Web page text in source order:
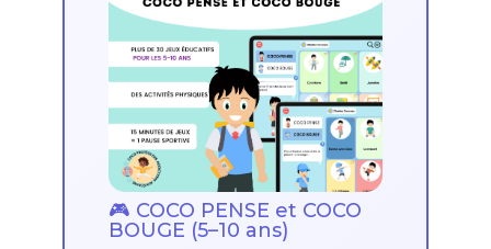
🎮 COCO PENSE et COCO
BOUGE (5–10 ans)